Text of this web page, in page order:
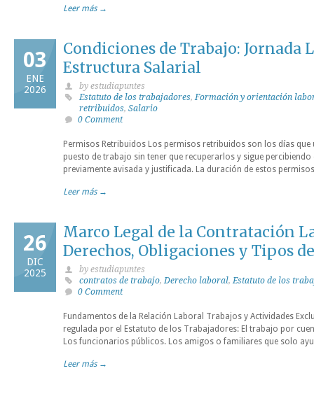
Leer más →
03
ENE
2026
Condiciones de Trabajo: Jornada
Estructura Salarial
by estudiapuntes
Estatuto de los trabajadores,Formación y orientación
retribuidos, Salario
0 Comment
Permisos Retribuidos Los permisos retribuidos son los días
puesto de trabajo sin tener que recuperarlos y sigue percibiendo
previamente avisada y justificada. La duración de estos
Leer más →
26
DIC
2025
Marco Legal de la Contratación
Derechos, Obligaciones y Tipos
by estudiapuntes
contratos de trabajo,Derecho laboral,Estatuto de los
0 Comment
Fundamentos de la Relación Laboral Trabajos y Actividades
regulada por el Estatuto de los Trabajadores: El trabajo por
Los funcionarios públicos. Los amigos o familiares que solo
Leer más →